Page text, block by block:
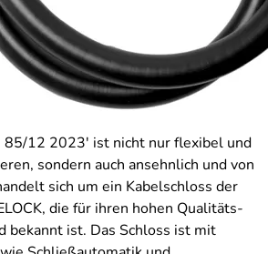
85/12 2023' ist nicht nur flexibel und
sondern auch ansehnlich und von
sich um ein Kabelschloss der
die für ihren hohen Qualitäts-
bekannt ist. Das Schloss ist mit